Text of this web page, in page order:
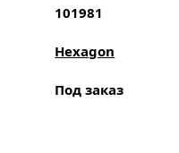
101981
Hexagon
Под заказ